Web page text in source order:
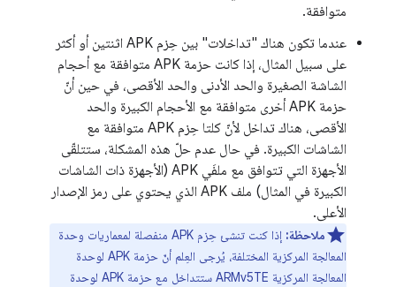
متوافقة.
عندما تكون هناك "تداخلات" بين حِزم APK اثنتين أو أكثر
على سبيل المثال، إذا كانت حزمة APK متوافقة مع أحجام
الشاشة الصغيرة والحد الأدنى والحد الأقصى، في حين أنّ
حزمة APK أخرى متوافقة مع الأحجام الكبيرة والحد
الأقصى، هناك تداخل لأنّ كلتا حِزم APK متوافقة مع
الشاشات الكبيرة. في حال عدم حلّ هذه المشكلة، ستتلقّى
الأجهزة التي تتوافق مع ملفَي APK (الأجهزة ذات الشاشات
الكبيرة في المثال) ملف APK الذي يحتوي على رمز الإصدار
الأعلى.
ملاحظة:
إذا كنت تنشئ حِزم APK منفصلة لمعماريات وحدة
المعالجة المركزية المختلفة، يُرجى العِلم أنّ حزمة APK لوحدة
المعالجة المركزية ARMv5TE ستتداخل مع حزمة APK لوحدة